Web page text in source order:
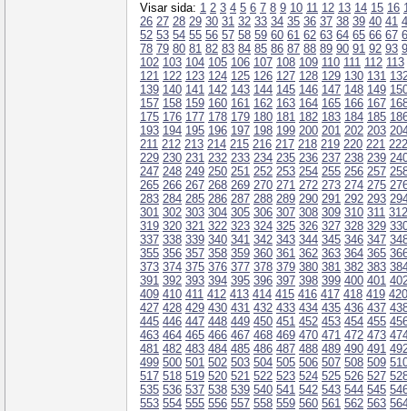
Visar sida: 1 2 3 4 5 6 7 8 9 10 11 12 13 14 15 16
26 27 28 29 30 31 32 33 34 35 36 37 38 39 40 41
52 53 54 55 56 57 58 59 60 61 62 63 64 65 66 67
78 79 80 81 82 83 84 85 86 87 88 89 90 91 92 93
102 103 104 105 106 107 108 109 110 111 112 113
121 122 123 124 125 126 127 128 129 130 131
139 140 141 142 143 144 145 146 147 148 149
157 158 159 160 161 162 163 164 165 166 167
175 176 177 178 179 180 181 182 183 184 185
193 194 195 196 197 198 199 200 201 202 203
211 212 213 214 215 216 217 218 219 220 221 222
229 230 231 232 233 234 235 236 237 238 239
247 248 249 250 251 252 253 254 255 256 257
265 266 267 268 269 270 271 272 273 274 275
283 284 285 286 287 288 289 290 291 292 293
301 302 303 304 305 306 307 308 309 310 311 312
319 320 321 322 323 324 325 326 327 328 329
337 338 339 340 341 342 343 344 345 346 347
355 356 357 358 359 360 361 362 363 364 365
373 374 375 376 377 378 379 380 381 382 383
391 392 393 394 395 396 397 398 399 400 401
409 410 411 412 413 414 415 416 417 418 419 420
427 428 429 430 431 432 433 434 435 436 437
445 446 447 448 449 450 451 452 453 454 455
463 464 465 466 467 468 469 470 471 472 473
481 482 483 484 485 486 487 488 489 490 491
499 500 501 502 503 504 505 506 507 508 509
517 518 519 520 521 522 523 524 525 526 527
535 536 537 538 539 540 541 542 543 544 545
553 554 555 556 557 558 559 560 561 562 563